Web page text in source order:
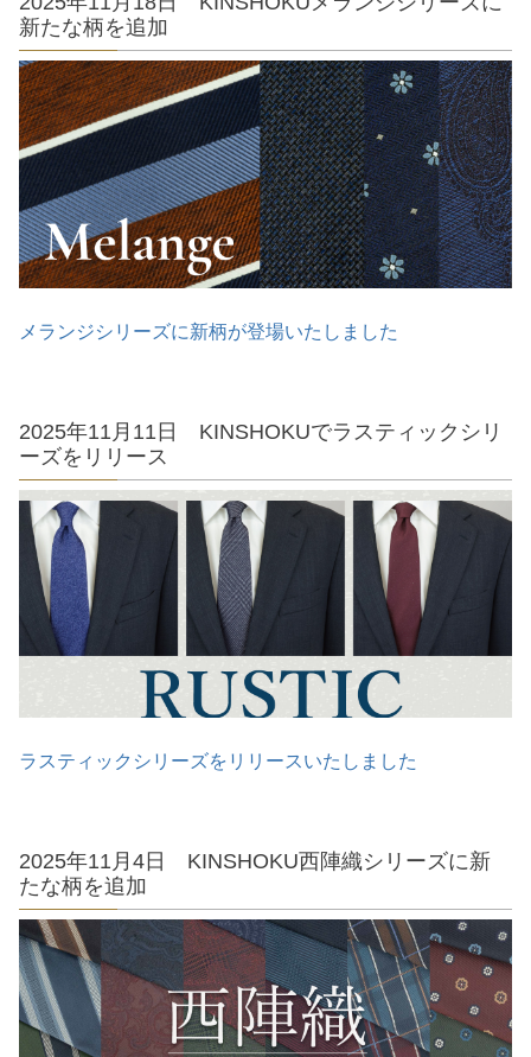
新たな柄を追加
メランジシリーズに新柄が登場いたしました
2025年11月11日 KINSHOKUでラスティックシリ
ーズをリリース
ラスティックシリーズをリリースいたしました
2025年11月4日 KINSHOKU西陣織シリーズに新
たな柄を追加